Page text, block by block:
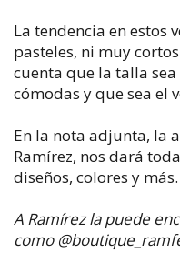
La tendencia en estos
pasteles, ni muy
cuenta que la talla
cómodas y que sea el
En la nota adjunta, la
Ramírez, nos dará
diseños, colores y más.
A Ramírez la puede
como